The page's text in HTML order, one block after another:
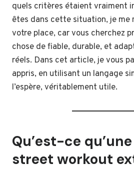
quels critères étaient vraiment
êtes dans cette situation, je me
votre place, car vous cherchez
chose de fiable, durable, et
réels. Dans cet article, je vous
appris, en utilisant un langage
l’espère, véritablement utile.
Qu’est-ce
street workout